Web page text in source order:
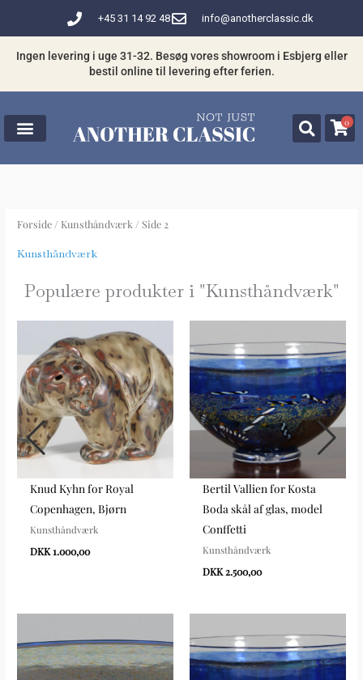
indholdet
+45 31 14 92 48 info@anotherclassic.dk
Ingen levering i uge 31-32. Besøg vores showroom i Esbjerg eller
bestil online til levering efter ferien.
0
Forside / Kunsthåndværk / Side 2
Kunsthåndværk
Populære produkter i "Kunsthåndværk"
Knud Kyhn for Royal
Copenhagen, Bjørn
Kunsthåndværk
DKK 1.000,00
Bertil Vallien for Kosta
Boda skål af glas, model
Conffetti
Kunsthåndværk
DKK 2.500,00